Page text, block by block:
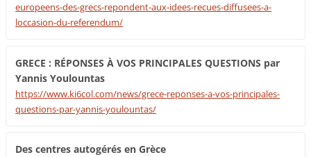
europeens-des-grecs-repondent-aux-idees-recues-diffusees-a-
loccasion-du-referendum/
GRECE : RÉPONSES À VOS PRINCIPALES QUESTIONS par
Yannis Youlountas
https://www.ki6col.com/news/grece-reponses-a-vos-principales-
questions-par-yannis-youlountas/
Des centres autogérés en Grèce